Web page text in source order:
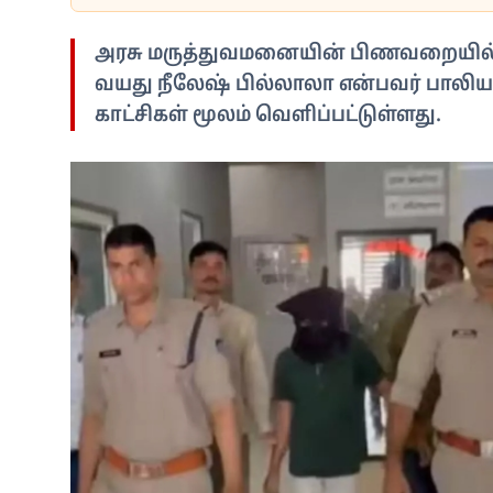
அரசு மருத்துவமனையின்
வயது நீலேஷ் பில்லாலா என்பவர்
காட்சிகள் மூலம் வெளிப்பட்டுள்ளது.